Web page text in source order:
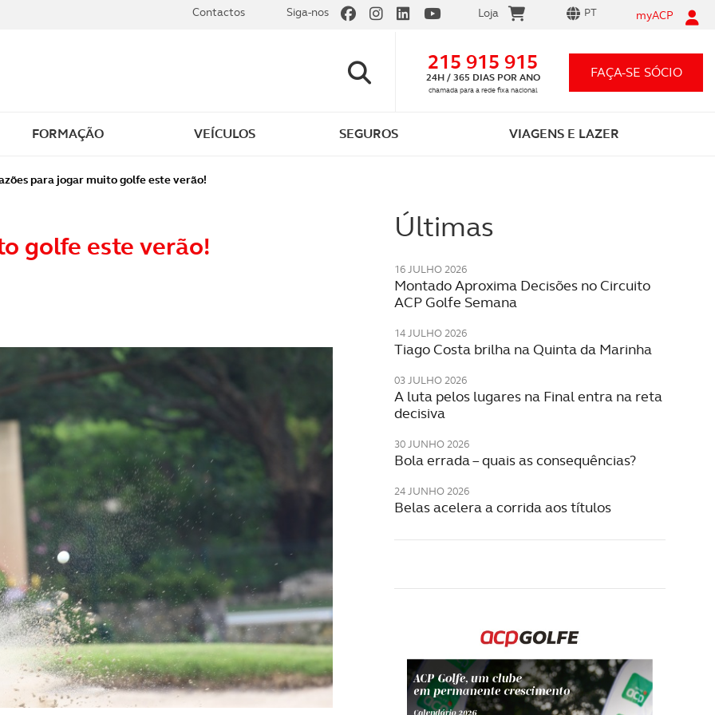
As que conhece e as que o vão surpreender
FORMAÇÃO
Tudo o que precisa saber
VEÍCULOS
Descarregue e comece já a carregar!
SEGUROS
Preço único para qualquer carro
VIAGENS E LAZER
Celebre momentos inesquecíveis
FAÇA-SE SÓCIO
Contactos Siga-nos Loja PT myACP
215 915 915
24H / 365 DIAS POR ANO
chamada para a rede fixa nacional
para jogar muito golfe este verão!
golfe este verão!
Últimas
16 JULHO 2026
Montado Aproxima Decisões no Circuito
ACP Golfe Semana
14 JULHO 2026
Tiago Costa brilha na Quinta da Marinha
03 JULHO 2026
A luta pelos lugares na Final entra na reta
decisiva
30 JUNHO 2026
Bola errada – quais as consequências?
24 JUNHO 2026
Belas acelera a corrida aos títulos